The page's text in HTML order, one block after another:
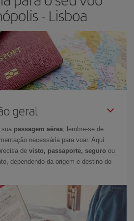
- Lisboa
geral
sua passagem aérea, lembre-se de
necessária para voar. Aqui
de visto, passaporte, seguro ou
dependendo da origem e destino do